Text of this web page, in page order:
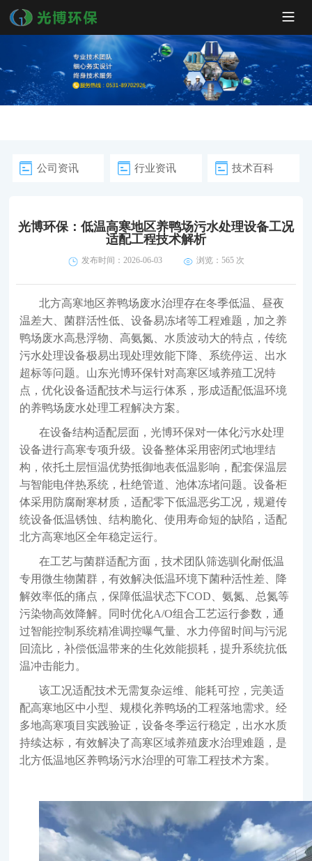
公司资讯 行业资讯 技术百科
光博环保：低温高寒地区养鸭场污水处理设备工况
适配工程技术解析
发布时间：2026-06-03 浏览： 565 次
北方高寒地区养鸭场废水治理存在冬季低温、昼夜
温差大、菌群活性低、设备易冻堵等工程难题，加之养
鸭场废水高悬浮物、高氨氮、水质波动大的特点，传统
污水处理设备极易出现处理效能下降、系统停运、出水
超标等问题。山东光博环保针对高寒区域养殖工况特
点，优化设备适配技术与运行体系，形成适配低温环境
的养鸭场废水处理工程解决方案。
在设备结构适配层面，光博环保对一体化污水处理
设备进行高寒专项升级。设备整体采用密闭式地埋结
构，依托土层恒温优势抵御地表低温影响，配套保温层
与智能电伴热系统，杜绝管道、池体冻堵问题。设备柜
体采用防腐耐寒材质，适配零下低温恶劣工况，规避传
统设备低温锈蚀、结构脆化、使用寿命短的缺陷，适配
北方高寒地区全年稳定运行。
在工艺与菌群适配方面，技术团队筛选驯化耐低温
专用微生物菌群，有效解决低温环境下菌种活性差、降
解效率低的痛点，保障低温状态下COD、氨氮、总氮等
污染物高效降解。同时优化A/O组合工艺运行参数，通
过智能控制系统精准调控曝气量、水力停留时间与污泥
回流比，补偿低温带来的生化效能损耗，提升系统抗低
温冲击能力。
该工况适配技术无需复杂运维、能耗可控，完美适
配高寒地区中小型、规模化养鸭场的工程落地需求。经
多地高寒项目实践验证，设备冬季运行稳定，出水水质
持续达标，有效解决了高寒区域养殖废水治理难题，是
北方低温地区养鸭场污水治理的可靠工程技术方案。